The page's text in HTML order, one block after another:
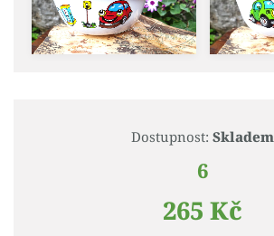
Dostupnost: Skladem
6
265 Kč